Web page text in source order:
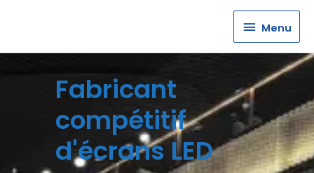
Menu
Menu
Fabricant
compétitif
d'écrans LED